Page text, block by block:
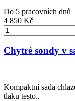
Do 5 pracovních dnů
4 850 Kč
Chytré sondy v
Kompaktní sada
tlaku testo..